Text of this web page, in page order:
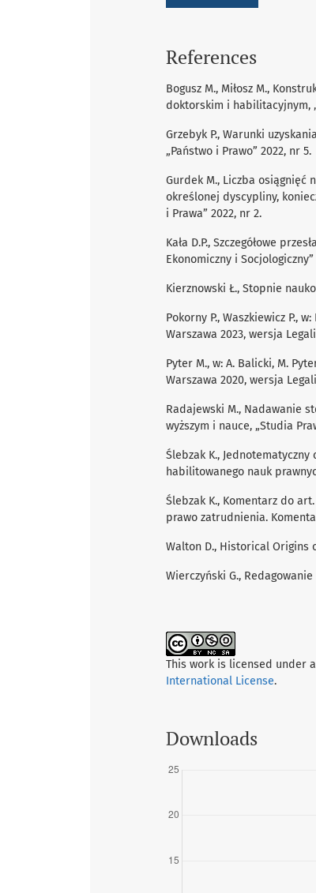
References
Bogusz M., Miłosz M.,
doktorskim i habilitacyjnym,
Grzebyk P., Warunki
„Państwo i Prawo” 2022, nr 5.
Gurdek M., Liczba osiągnięć
określonej dyscypliny,
i Prawa” 2022, nr 2.
Kała D.P., Szczegółowe
Ekonomiczny i Socjologiczny”
Kierznowski Ł., Stopnie
Pokorny P., Waszkiewicz P.,
Warszawa 2023, wersja
Pyter M., w: A. Balicki, M.
Warszawa 2020, wersja
Radajewski M., Nadawanie
wyższym i nauce, „Studia
Ślebzak K.,
habilitowanego nauk
Ślebzak K., Komentarz do
prawo zatrudnienia.
Walton D., Historical Origins
Wierczyński G.,
This work is licensed under a
International License.
Downloads